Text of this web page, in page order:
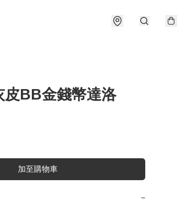
皮BB金錢幣達洛
加至購物車
−